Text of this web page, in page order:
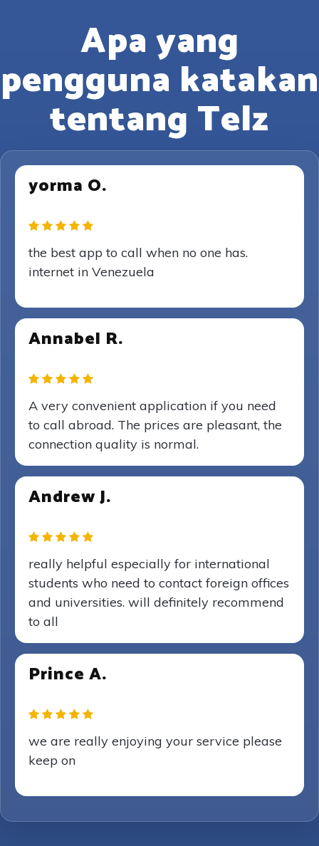
Apa yang
pengguna katakan
tentang Telz
yorma O.
the best app to call when no one has.
internet in Venezuela
Annabel R.
A very convenient application if you need
to call abroad. The prices are pleasant, the
connection quality is normal.
Andrew J.
really helpful especially for international
students who need to contact foreign offices
and universities. will definitely recommend
to all
Prince A.
we are really enjoying your service please
keep on